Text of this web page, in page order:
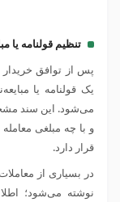
تنظیم قولنامه یا
پس از توافق
یک قولنامه یا
می‌شود. این سند
و با چه مبلغی
قرار دارد.
در بسیاری از
نوشته می‌شود؛